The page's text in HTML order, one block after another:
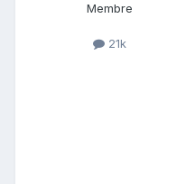
Membre
21k